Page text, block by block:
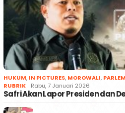
HUKUM, IN PICTURES, MOROWALI,
RUBRIK
Rabu, 7 Januari 2026
Safri Akan Lapor Presiden dan